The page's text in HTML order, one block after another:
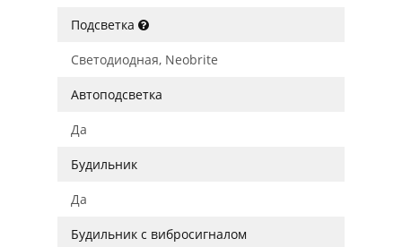
Подсветка
Светодиодная, Neobrite
Автоподсветка
Да
Будильник
Да
Будильник с вибросигналом